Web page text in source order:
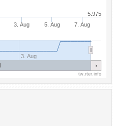
3. Aug 5. Aug 7. Aug
3. Aug
5.975
tw.rter.info